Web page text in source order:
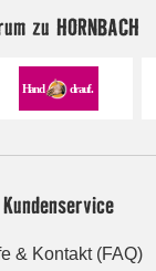
zu HORNBACH
Kundenservice
& Kontakt (FAQ)